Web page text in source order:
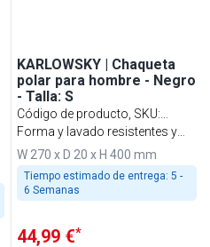
KARLOWSKY | Chaqueta
polar para hombre - Negro
- Talla: S
Código de producto, SKU:
HWFBKS
Forma y lavado resistentes y
sostenibles
W 270 x D 20 x H 400 mm
Tiempo estimado de entrega: 5 -
6 Semanas
44,99 €*